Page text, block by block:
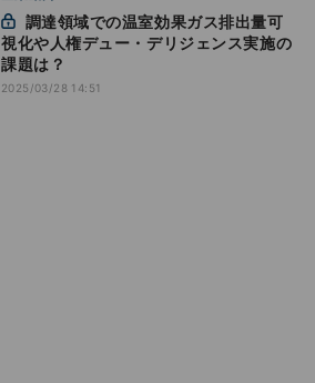
視化や人権デュー・デリジェンス実施の
課題は？
2025/03/28 14:51